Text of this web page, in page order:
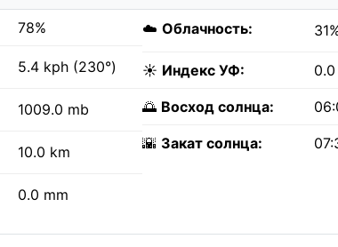
78%
5.4 kph (230°)
1009.0 mb
10.0 km
0.0 mm
☁️ Облачность:
☀️ Индекс УФ: 0.0
🌅 Восход солнца:
🌇 Закат солнца: